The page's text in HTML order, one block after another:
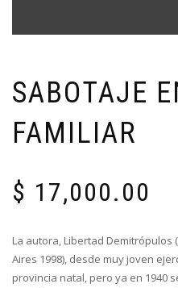
SABOTAJE
FAMILIAR
$ 17,000.00
La autora, Libertad Demitrópulos
Aires 1998), desde muy joven
provincia natal, pero ya en 1940